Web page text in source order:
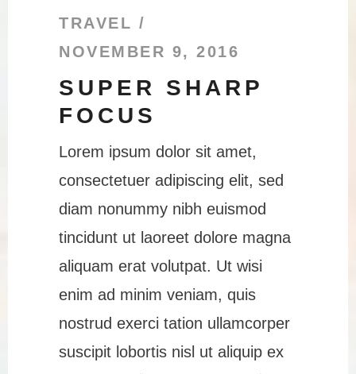
TRAVEL
NOVEMBER 9, 2016
SUPER SHARP
FOCUS
Lorem ipsum dolor sit amet,
consectetuer adipiscing elit, sed
diam nonummy nibh euismod
tincidunt ut laoreet dolore magna
aliquam erat volutpat. Ut wisi
enim ad minim veniam, quis
nostrud exerci tation ullamcorper
suscipit lobortis nisl ut aliquip ex